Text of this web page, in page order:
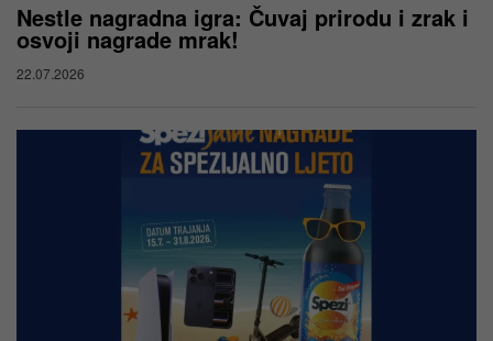
Nestle nagradna igra: Čuvaj prirodu i zrak i
osvoji nagrade mrak!
22.07.2026